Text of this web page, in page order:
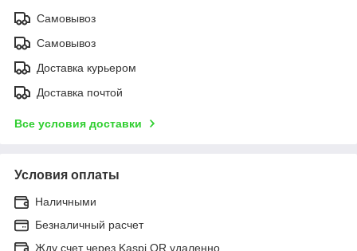
Самовывоз
Самовывоз
Доставка курьером
Доставка почтой
Все условия доставки
Условия оплаты
Наличными
Безналичный расчет
Жду счет через Kaspi QR удаленно